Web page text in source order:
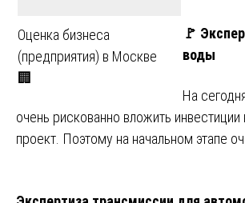
Оценка бизнеса
(предприятия) в Москве
🏢
🚩
воды
На
очень рискованно вложить
проект. Поэтому на начальном этапе